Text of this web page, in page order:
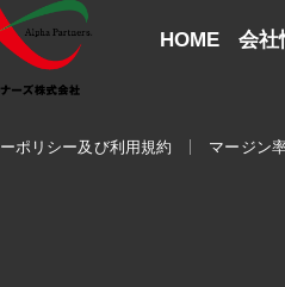
HOME 会社
ポリシー及び利用規約 マージン